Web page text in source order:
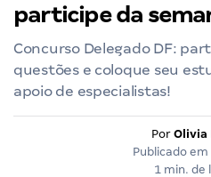
participe da
Concurso Delegado DF:
questões e coloque seu
apoio de especialistas!
Por Olivia
Publicado em
1 min. de